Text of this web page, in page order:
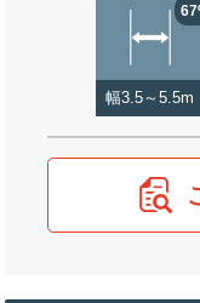
幅3.5～5.5m